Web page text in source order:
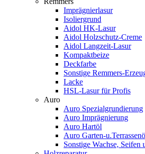
Imprägnierlasur
Isoliergrund
Aidol HK-Lasur
Aidol Holzschutz-Creme
Aidol Langzeit-Lasur
Kompaktbeize
Deckfarbe
Sonstige Remmers-
Lacke
HSL-Lasur für Profis
Auro
Auro Spezialgrundierung
Auro Imprägnierung
Auro Hartöl
Auro Garten-
Sonstige Wachse, Seifen